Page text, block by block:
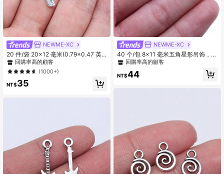
NEWME-XC
20 件/袋 20x12 毫米(0.79x0.47 英
寸)古董銀色蝴蝶結珠吊墜適合 Diy 珠
寶製作
#9 熱銷榜 Top 弓 吊墜和護身符
回購率高的顧客
#9 熱銷榜 Top
弓 吊墜和護身符
回購率高的顧客
#9 熱銷榜 Top
弓 吊墜和護身符
回購率高的顧客
#9 熱銷榜 Top
弓 吊墜和護身符
(1000+)
NT$35
NEWME-XC
40 个/包 8x11 毫米五角星形吊饰，适
用于 DIY 耳环、项链、手链、钥匙扣
#8 熱銷榜 Top
回購率高的顧客
#8 熱銷榜 Top
回購率高的顧客
#8 熱銷榜 Top
回購率高的顧客
#8 熱銷榜 Top
回購率高的顧客
NT$44